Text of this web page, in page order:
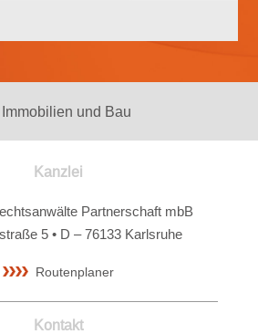
und Bau
Kanzlei
Partnerschaft mbB
5 • D – 76133 Karlsruhe
Routenplaner
Kontakt